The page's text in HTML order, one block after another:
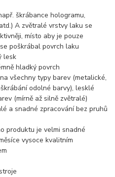
škrábance hologramu,
A zvětralé vrstvy laku se
místo aby je pouze
poškrábal povrch laku
lesk
hladký povrch
všechny typy barev (metalické,
odolné barvy), lesklé
(mírně až silně zvětralé)
a snadné zpracování bez pruhů
produktu je velmi snadné
vysoce kvalitním